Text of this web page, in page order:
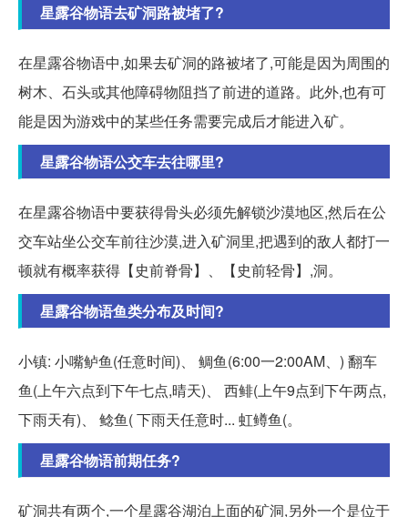
星露谷物语去矿洞路被堵了?
在星露谷物语中,如果去矿洞的路被堵了,可能是因为周围的
树木、石头或其他障碍物阻挡了前进的道路。此外,也有可
能是因为游戏中的某些任务需要完成后才能进入矿。
星露谷物语公交车去往哪里?
在星露谷物语中要获得骨头必须先解锁沙漠地区,然后在公
交车站坐公交车前往沙漠,进入矿洞里,把遇到的敌人都打一
顿就有概率获得【史前脊骨】、【史前轻骨】,洞。
星露谷物语鱼类分布及时间?
小镇: 小嘴鲈鱼(任意时间)、 鲷鱼(6:00一2:00AM、) 翻车
鱼(上午六点到下午七点,晴天)、 西鲱(上午9点到下午两点,
下雨天有)、 鲶鱼( 下雨天任意时... 虹鳟鱼(。
星露谷物语前期任务?
矿洞共有两个,一个星露谷湖泊上面的矿洞,另外一个是位于